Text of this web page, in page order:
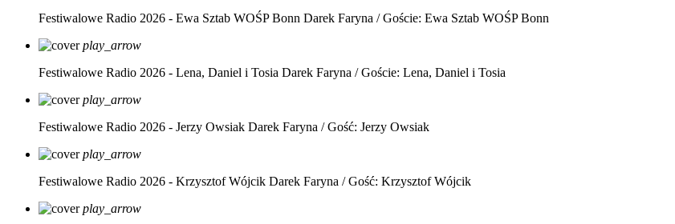
Festiwalowe Radio 2026 - Ewa Sztab WOŚP Bonn Darek Faryna / Goście: Ewa Sztab WOŚP Bonn
play_arrow
Festiwalowe Radio 2026 - Lena, Daniel i Tosia Darek Faryna / Goście: Lena, Daniel i Tosia
play_arrow
Festiwalowe Radio 2026 - Jerzy Owsiak Darek Faryna / Gość: Jerzy Owsiak
play_arrow
Festiwalowe Radio 2026 - Krzysztof Wójcik Darek Faryna / Gość: Krzysztof Wójcik
play_arrow